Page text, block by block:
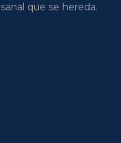
que se hereda.